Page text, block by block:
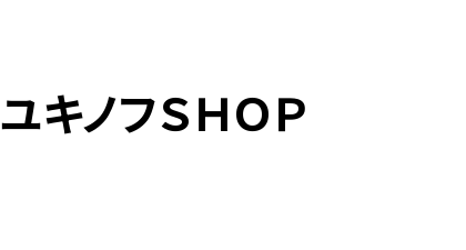
ユキノフＳＨＯＰ